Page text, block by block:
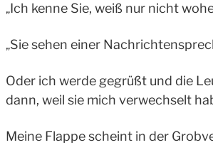
„Ich kenne Sie, weiß nur nicht
„Sie sehen einer
Oder ich werde gegrüßt und die
dann, weil sie mich verwechselt
Meine Flappe scheint in der